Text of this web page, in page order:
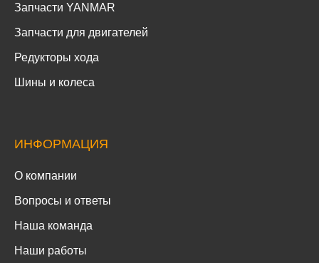
Запчасти YANMAR
Запчасти для двигателей
Редукторы хода
Шины и колеса
ИНФОРМАЦИЯ
О компании
Вопросы и ответы
Наша команда
Наши работы